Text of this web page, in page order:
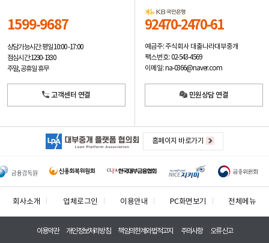
1599-9687
상담가능시간: 평일10:00 -17:00
점심시간: 12:30 - 13:30
주말, 공휴일 휴무
고객센터 연결
92470-2470-61
예금주: 주식회사 대출나라대부중개
팩스번호: 02-543-4569
이메일: na-0366@naver.com
민원상담 연결
홈페이지 바로가기
회사소개 업체로그인 이용안내 PC화면보기 전체메뉴
이용약관 개인정보처리방침 책임의한계와법적고지 주의사항 오류신고